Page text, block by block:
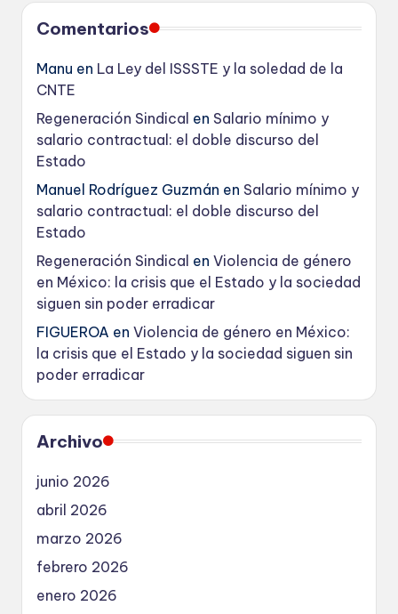
Comentarios
Manu en La Ley del ISSSTE y la soledad de la
CNTE
Regeneración Sindical en Salario mínimo y
salario contractual: el doble discurso del
Estado
Manuel Rodríguez Guzmán en Salario mínimo y
salario contractual: el doble discurso del
Estado
Regeneración Sindical en Violencia de género
en México: la crisis que el Estado y la sociedad
siguen sin poder erradicar
FIGUEROA en Violencia de género en México:
la crisis que el Estado y la sociedad siguen sin
poder erradicar
Archivo
junio 2026
abril 2026
marzo 2026
febrero 2026
enero 2026